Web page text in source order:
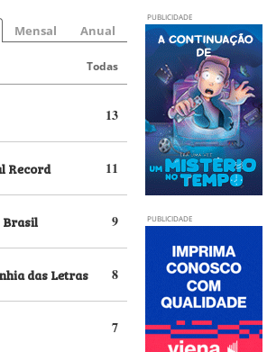
Mensal Anual
Todas
13
11
Record
9
8
das Letras
7
PUBLICIDADE
PUBLICIDADE